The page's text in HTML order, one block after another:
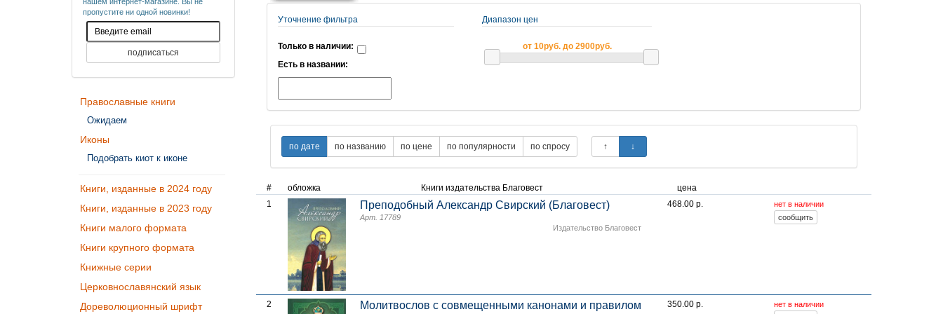
пропустите ни одной новинки!
Православные книги
Ожидаем
Иконы
Подобрать киот к иконе
Книги, изданные в 2024 году
Книги, изданные в 2023 году
Книги малого формата
Книги крупного формата
Книжные серии
Церковнославянский язык
Дореволюционный шрифт
Уточнение фильтра
Только в наличии:
Есть в названии:
Диапазон цен
от 10руб. до 2900руб.
# обложка Книги издательства Благовест
цена
1
Преподобный Александр Свирский (Благовест)
Издательство Благовест
Арт. 17789
468.00 р. нет в наличии
2
Молитвослов с совмещенными канонами и правилом
350.00 р. нет в наличии